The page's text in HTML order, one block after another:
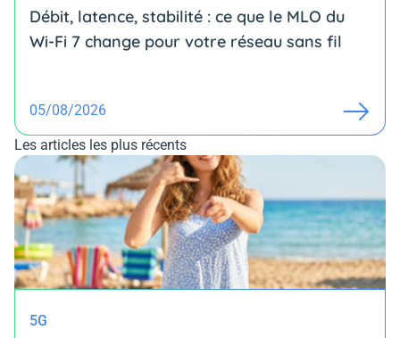
Débit, latence, stabilité : ce que le MLO du
Wi-Fi 7 change pour votre réseau sans fil
05/08/2026
Les articles les plus récents
5G